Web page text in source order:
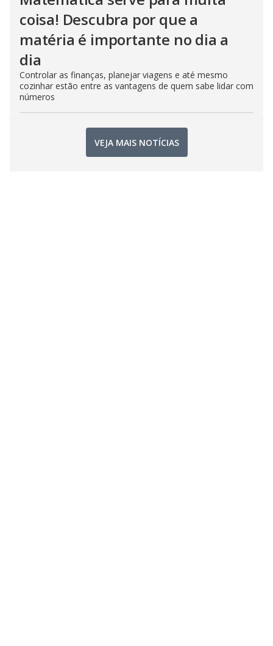
coisa! Descubra por que a
matéria é importante no dia a
dia
Controlar as finanças, planejar viagens e até mesmo
cozinhar estão entre as vantagens de quem sabe lidar com
números
VEJA MAIS NOTÍCIAS